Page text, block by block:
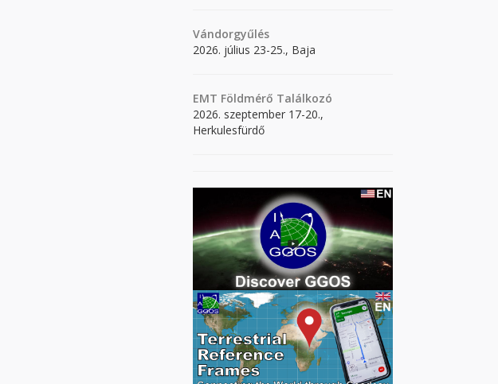
Vándorgyűlés
2026. július 23-25., Baja
EMT Földmérő Találkozó
2026. szeptember 17-20.,
Herkulesfürdő